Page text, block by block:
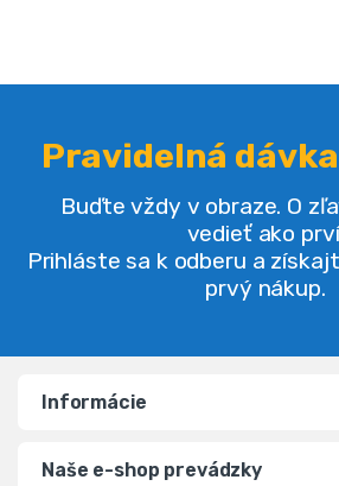
Pravidelná
Buďte vždy v obraze. O
vedieť ako
Prihláste sa k odberu a
prvý nákup.
Informácie
Naše e-shop prevádzky